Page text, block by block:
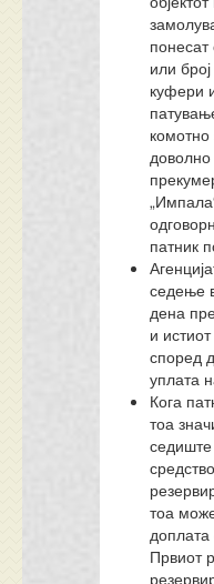
или
куфери
доволно
патник
седење
дена
и
според
уплата
Кога
тоа
тоа
Првиот